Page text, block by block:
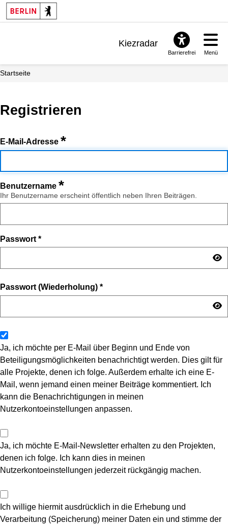
Kiezradar
Barrierefrei Menü
Startseite
Registrieren
E-Mail-Adresse *
Benutzername *
Ihr Benutzername erscheint öffentlich neben Ihren Beiträgen.
Passwort *
Passwort (Wiederholung) *
Ja, ich möchte per E-Mail über Beginn und Ende von
Beteiligungsmöglichkeiten benachrichtigt werden. Dies gilt für
alle Projekte, denen ich folge. Außerdem erhalte ich eine E-
Mail, wenn jemand einen meiner Beiträge kommentiert. Ich
kann die Benachrichtigungen in meinen
Nutzerkontoeinstellungen anpassen.
Ja, ich möchte E-Mail-Newsletter erhalten zu den Projekten,
denen ich folge. Ich kann dies in meinen
Nutzerkontoeinstellungen jederzeit rückgängig machen.
Ich willige hiermit ausdrücklich in die Erhebung und
Verarbeitung (Speicherung) meiner Daten ein und stimme der